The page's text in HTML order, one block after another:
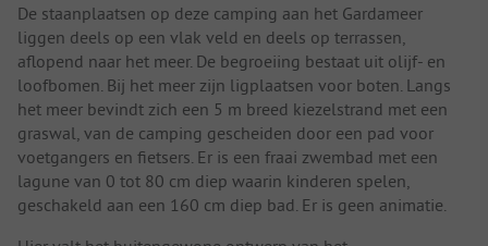
De staanplaatsen op deze camping aan het Gardameer
liggen deels op een vlak veld en deels op terrassen,
aflopend naar het meer. De begroeiing bestaat uit olijf- en
loofbomen. Bij het meer zijn ligplaatsen voor boten. Langs
het meer bevindt zich een 5 m breed kiezelstrand met een
graswal, van de camping gescheiden door een pad voor
voetgangers en fietsers. Er is een fraai zwembad met een
lagune van 0 tot 80 cm diep waarin kinderen spelen,
geschakeld aan een 160 cm diep bad. Er is geen animatie.